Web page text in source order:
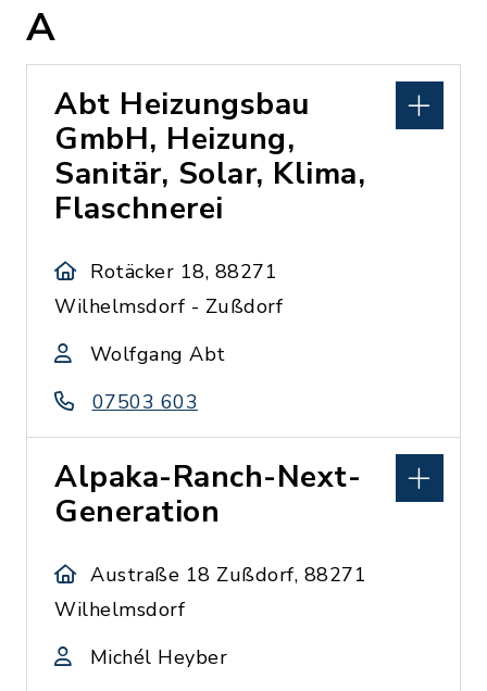
A
Abt Heizungsbau
GmbH, Heizung,
Sanitär, Solar, Klima,
Flaschnerei
Rotäcker 18, 88271
Wilhelmsdorf - Zußdorf
Wolfgang Abt
07503 603
Alpaka-Ranch-Next-
Generation
Austraße 18 Zußdorf, 88271
Wilhelmsdorf
Michél Heyber